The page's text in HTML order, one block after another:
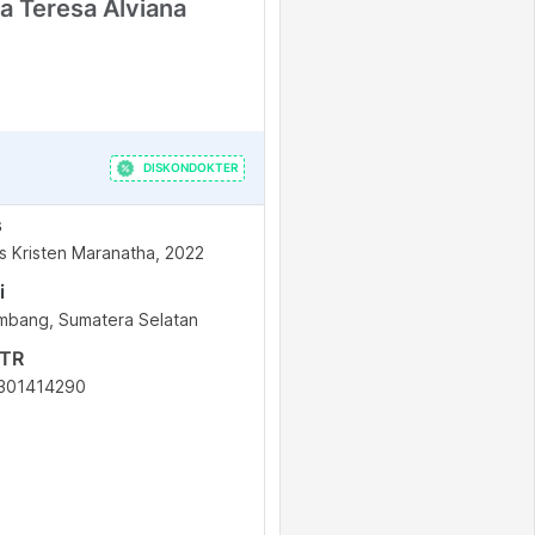
Teresa Alviana
DISKONDOKTER
Kristen Maranatha, 2022
Sumatera Selatan